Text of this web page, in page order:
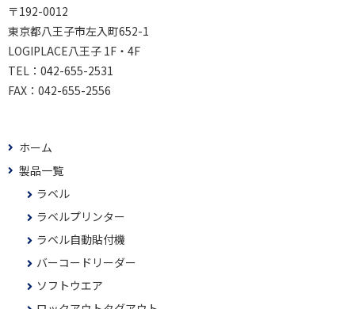
〒192-0012
東京都八王子市左入町652-1
LOGIPLACE八王子 1F・4F
TEL： 042-655-2531
FAX： 042-655-2556
ホーム
製品一覧
ラベル
ラベルプリンター
ラベル自動貼付機
バーコードリーダー
ソフトウエア